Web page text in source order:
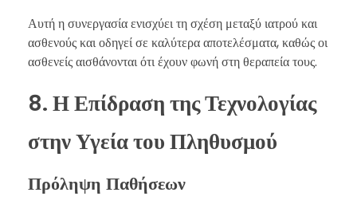
Αυτή η συνεργασία ενισχύει τη σχέση μεταξύ ιατρού και
ασθενούς και οδηγεί σε καλύτερα αποτελέσματα, καθώς οι
ασθενείς αισθάνονται ότι έχουν φωνή στη θεραπεία τους.
8. Η Επίδραση της Τεχνολογίας
στην Υγεία του Πληθυσμού
Πρόληψη Παθήσεων